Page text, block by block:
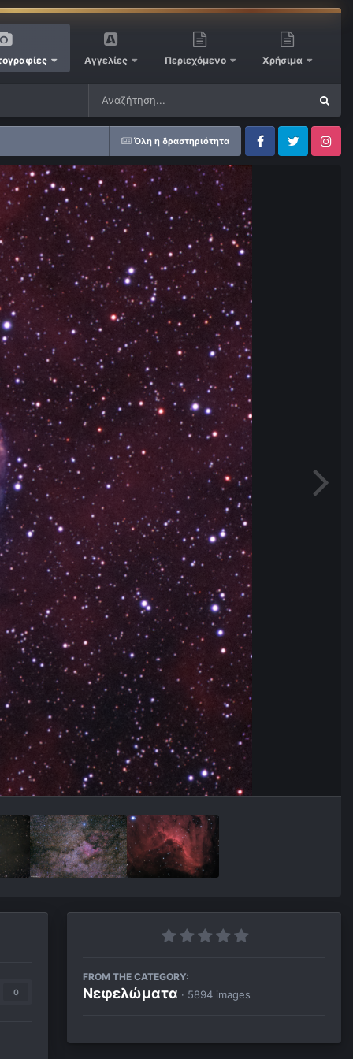
Αγγελίες Περιεχόμενο Χρήσιμα
Όλη η δραστηριότητα
FacebookTwitter Instagram
0
FROM THE CATEGORY:
Νεφελώματα · 5894 images